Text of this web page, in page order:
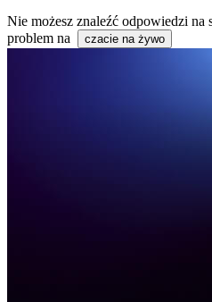
Nie możesz znaleźć odpowiedzi na
problem na
czacie na żywo